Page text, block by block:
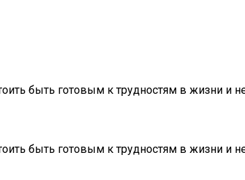
быть готовым к трудностям в жизни
быть готовым к трудностям в жизни